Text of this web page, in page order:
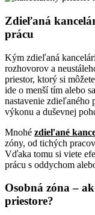
Zdieľaná
prácu
Kým zdieľaná
rozhovorov a
priestor, ktorý si
ide o menší tím alebo
nastavenie zdieľaného
výkonu a duševnej
Mnohé zdieľané
zóny, od tichých
Vďaka tomu si viete
prácu s oddychom
Osobná zóna –
priestore?